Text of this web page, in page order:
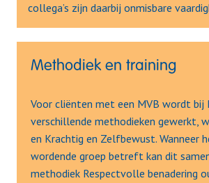
collega’s zijn daarbij onmisbare
Methodiek en training
Voor cliënten met een MVB wordt bij
verschillende methodieken gewerkt,
en Krachtig en Zelfbewust. Wanneer
wordende groep betreft kan dit
methodiek Respectvolle benadering